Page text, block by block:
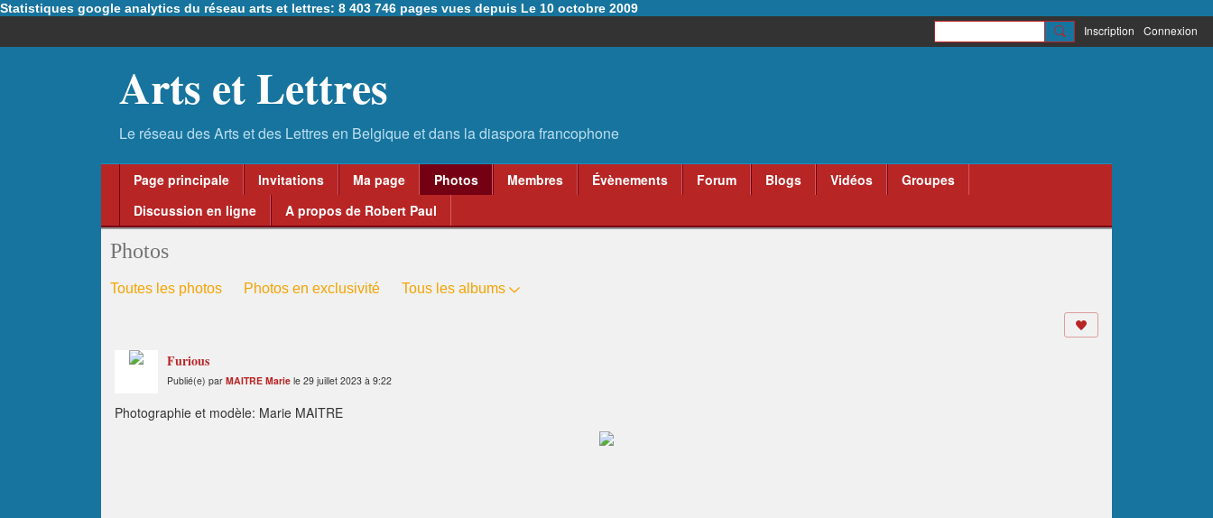
Statistiques google analytics du réseau arts et lettres: 8 403 746 pages vues depuis Le 10 octobre 2009
Inscription Connexion
Arts et Lettres
Page principale Invitations Ma page Photos Membres Évènements Forum Blogs Vidéos
Groupes
Discussion en ligne
A propos de Robert Paul
Photos
Toutes les photos Photos en exclusivité Tous les albums
Furious
Publié(e) par MAITRE Marie le 29 juillet 2023 à 9:22
Photographie et modèle: Marie MAITRE